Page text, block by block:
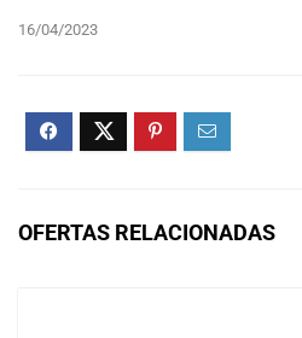
16/04/2023
OFERTAS RELACIONADAS